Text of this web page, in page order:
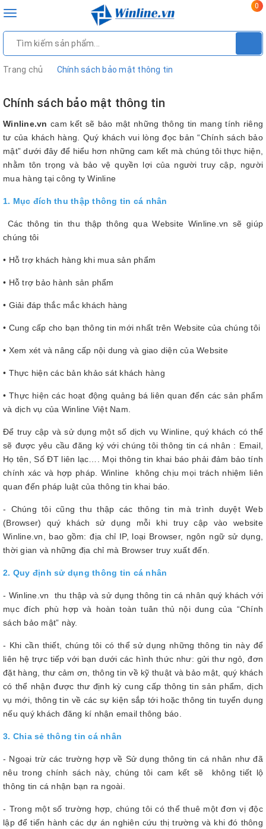
Toggle
0
Trang chủ Chính sách bảo mật thông tin
Chính sách bảo mật thông tin
Winline.vn cam kết sẽ bảo mật những thông tin mang tính riêng
tư của khách hàng. Quý khách vui lòng đọc bản “Chính sách bảo
mật” dưới đây để hiểu hơn những cam kết mà chúng tôi thực hiện,
nhằm tôn trọng và bảo vệ quyền lợi của người truy cập, người
mua hàng tại công ty Winline
1. Mục đích thu thập thông tin cá nhân
Các thông tin thu thập thông qua Website Winline.vn sẽ giúp
chúng tôi
• Hỗ trợ khách hàng khi mua sản phẩm
• Hỗ trợ bảo hành sản phẩm
• Giải đáp thắc mắc khách hàng
• Cung cấp cho bạn thông tin mới nhất trên Website của chúng tôi
• Xem xét và nâng cấp nội dung và giao diện của Website
• Thực hiện các bản khảo sát khách hàng
• Thực hiện các hoạt động quảng bá liên quan đến các sản phẩm
và dịch vụ của Winline Việt Nam.
Để truy cập và sử dụng một số dịch vụ Winline, quý khách có thể
sẽ được yêu cầu đăng ký với chúng tôi thông tin cá nhân : Email,
Họ tên, Số ĐT liên lạc…. Mọi thông tin khai báo phải đảm bảo tính
chính xác và hợp pháp. Winline không chịu mọi trách nhiệm liên
quan đến pháp luật của thông tin khai báo.
- Chúng tôi cũng thu thập các thông tin mà trình duyệt Web
(Browser) quý khách sử dụng mỗi khi truy cập vào website
Winline.vn, bao gồm: địa chỉ IP, loại Browser, ngôn ngữ sử dụng,
thời gian và những địa chỉ mà Browser truy xuất đến.
2. Quy định sử dụng thông tin cá nhân
- Winline.vn thu thập và sử dụng thông tin cá nhân quý khách với
mục đích phù hợp và hoàn toàn tuân thủ nội dung của “Chính
sách bảo mật” này.
- Khi cần thiết, chúng tôi có thể sử dụng những thông tin này để
liên hệ trực tiếp với bạn dưới các hình thức như: gửi thư ngỏ, đơn
đặt hàng, thư cảm ơn, thông tin về kỹ thuật và bảo mật, quý khách
có thể nhận được thư định kỳ cung cấp thông tin sản phẩm, dịch
vụ mới, thông tin về các sự kiện sắp tới hoặc thông tin tuyển dụng
nếu quý khách đăng kí nhận email thông báo.
3. Chia sẻ thông tin cá nhân
- Ngoại trừ các trường hợp về Sử dụng thông tin cá nhân như đã
nêu trong chính sách này, chúng tôi cam kết sẽ không tiết lộ
thông tin cá nhận bạn ra ngoài.
- Trong một số trường hợp, chúng tôi có thể thuê một đơn vị độc
lập để tiến hành các dự án nghiên cứu thị trường và khi đó thông